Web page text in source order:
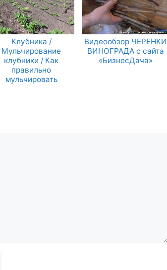
Клубника /
Мульчирование
клубники / Как
правильно
мульчировать
Видеообзор ЧЕРЕНКИ
ВИНОГРАДА с сайта
«БизнесДача»